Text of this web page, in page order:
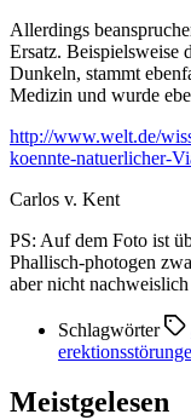
Allerdings
Ersatz. Beispielsweise
Dunkeln, stammt
Medizin und wurde
http://www.welt.de/
koennte-natuerlicher-
Carlos v. Kent
PS: Auf dem Foto ist
Phallisch-photogen
aber nicht
Schlagwörter
Meistgelesen